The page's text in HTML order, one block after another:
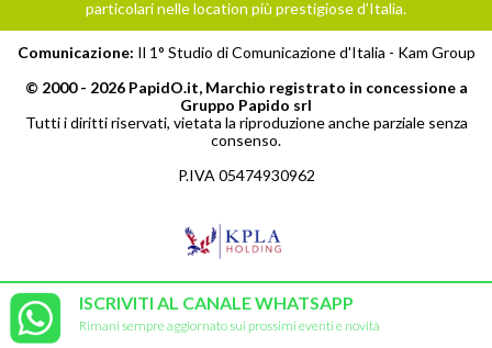
ISCRIVITI AL CANALE WHATSAPP
Rimani sempre aggiornato sui prossimi eventi e novità
particolari nelle location più prestigiose d’Italia.
Comunicazione: Il 1° Studio di Comunicazione d'Italia - Kam Group
© 2000 - 2026 PapidO.it, Marchio registrato in concessione a
Gruppo Papido srl
Tutti i diritti riservati, vietata la riproduzione anche parziale senza
consenso.
P.IVA 05474930962